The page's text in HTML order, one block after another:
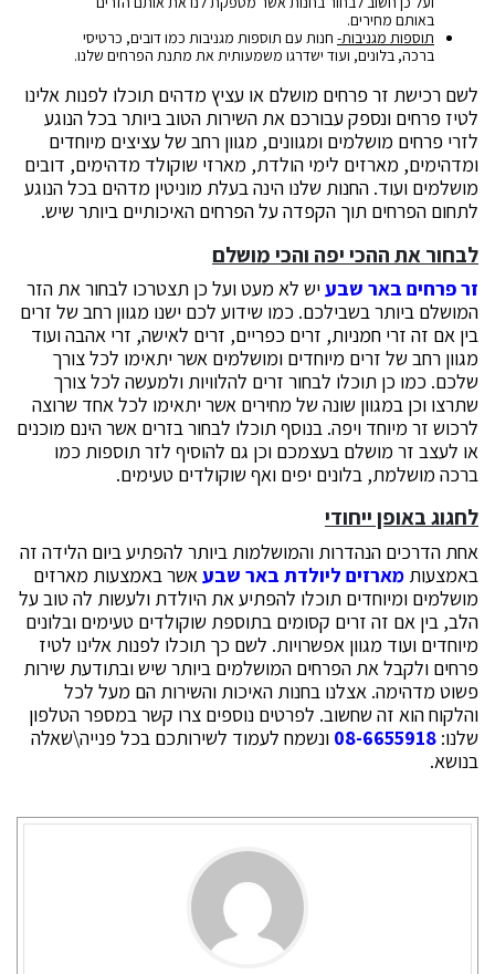
באותם מחירים.
תוספות מגניבות-חנות עם תוספות מגניבות כמו דובים, כרטיסי
ברכה, בלונים, ועוד ישדרגו משמעותית את מתנת הפרחים שלנו.
לשם רכישת זר פרחים מושלם או עציץ מדהים תוכלו לפנות אלינו
לטיז פרחים ונספק עבורכם את השירות הטוב ביותר בכל הנוגע
לזרי פרחים מושלמים ומגוונים, מגוון רחב של עציצים מיוחדים
ומדהימים, מארזים לימי הולדת, מארזי שוקולד מדהימים, דובים
מושלמים ועוד. החנות שלנו הינה בעלת מוניטין מדהים בכל הנוגע
לתחום הפרחים תוך הקפדה על הפרחים האיכותיים ביותר שיש.
לבחור את ההכי יפה והכי מושלם
זר פרחים באר שבע יש לא מעט ועל כן תצטרכו לבחור את הזר
המושלם ביותר בשבילכם. כמו שידוע לכם ישנו מגוון רחב של זרים
בין אם זה זרי חמניות, זרים כפריים, זרים לאישה, זרי אהבה ועוד
מגוון רחב של זרים מיוחדים ומושלמים אשר יתאימו לכל צורך
שלכם. כמו כן תוכלו לבחור זרים להלוויות ולמעשה לכל צורך
שתרצו וכן במגוון שונה של מחירים אשר יתאימו לכל אחד שרוצה
לרכוש זר מיוחד ויפה. בנוסף תוכלו לבחור בזרים אשר הינם מוכנים
או לעצב זר מושלם בעצמכם וכן גם להוסיף לזר תוספות כמו
ברכה מושלמת, בלונים יפים ואף שוקולדים טעימים.
לחגוג באופן ייחודי
אחת הדרכים הנהדרות והמושלמות ביותר להפתיע ביום הלידה זה
באמצעות מארזים ליולדת באר שבע אשר באמצעות מארזים
מושלמים ומיוחדים תוכלו להפתיע את היולדת ולעשות לה טוב על
הלב, בין אם זה זרים קסומים בתוספת שוקולדים טעימים ובלונים
מיוחדים ועוד מגוון אפשרויות. לשם כך תוכלו לפנות אלינו לטיז
פרחים ולקבל את הפרחים המושלמים ביותר שיש ובתודעת שירות
פשוט מדהימה. אצלנו בחנות האיכות והשירות הם מעל לכל
והלקוח הוא זה שחשוב. לפרטים נוספים צרו קשר במספר הטלפון
שלנו: 08-6655918ונשמח לעמוד לשירותכם בכל פנייה\שאלה
בנושא.